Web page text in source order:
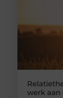
werk aan